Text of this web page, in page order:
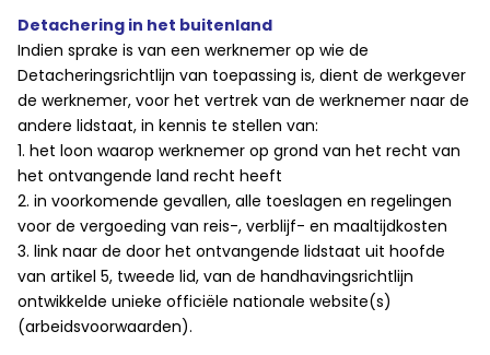
Detachering in het buitenland
Indien sprake is van een werknemer op wie de
Detacheringsrichtlijn van toepassing is, dient de werkgever
de werknemer, voor het vertrek van de werknemer naar de
andere lidstaat, in kennis te stellen van:
1. het loon waarop werknemer op grond van het recht van
het ontvangende land recht heeft
2. in voorkomende gevallen, alle toeslagen en regelingen
voor de vergoeding van reis-, verblijf- en maaltijdkosten
3. link naar de door het ontvangende lidstaat uit hoofde
van artikel 5, tweede lid, van de handhavingsrichtlijn
ontwikkelde unieke officiële nationale website(s)
(arbeidsvoorwaarden).